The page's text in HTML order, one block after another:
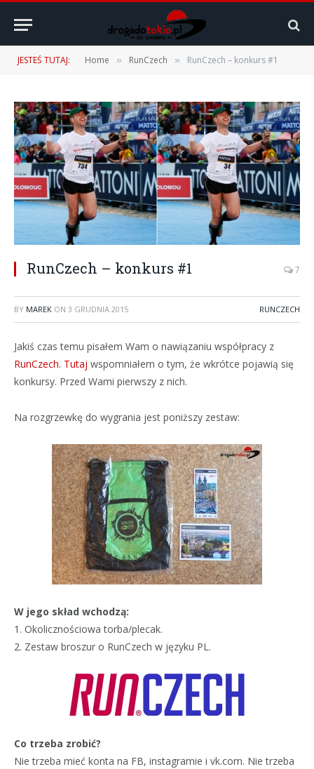
JESTEŚ TUTAJ: Home » RunCzech » RunCzech – konkurs #1
RunCzech – konkurs #1 7
BY MAREK ON 3 GRUDNIA 2015 RUNCZECH
Jakiś czas temu pisałem Wam o nawiązaniu współpracy z
RunCzech. Tutaj wspomniałem o tym, że wkrótce pojawią się
konkursy. Przed Wami pierwszy z nich.
Na rozgrzewkę do wygrania jest poniższy zestaw:
W jego skład wchodzą:
1. Okolicznościowa torba/plecak.
2. Zestaw broszur o RunCzech w języku PL.
Co trzeba zrobić?
Nie trzeba mieć konta na FB, instagramie i vk.com. Nie trzeba